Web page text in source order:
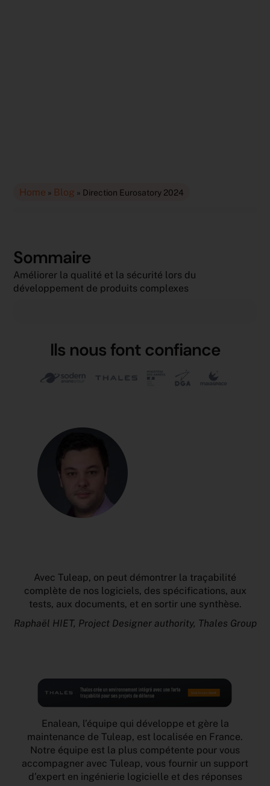
Home » Blog » Direction Eurosatory 2024
Sommaire
Améliorer la qualité et la sécurité lors du
développement de produits complexes
Ils nous font confiance
Avec Tuleap, on peut démontrer la traçabilité
complète de nos logiciels, des spécifications, aux
tests, aux documents, et en sortir une synthèse.
Raphaël HIET, Project Designer authority, Thales Group
Enalean, l’équipe qui développe et gère la
maintenance de Tuleap, est localisée en France.
Notre équipe est la plus compétente pour vous
accompagner avec Tuleap, vous fournir un support
d’expert en ingénierie logicielle et des réponses